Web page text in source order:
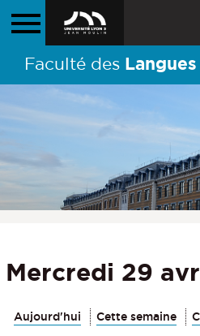
Faculté des Langues
Mercredi 29
Aujourd'hui Cette semaine